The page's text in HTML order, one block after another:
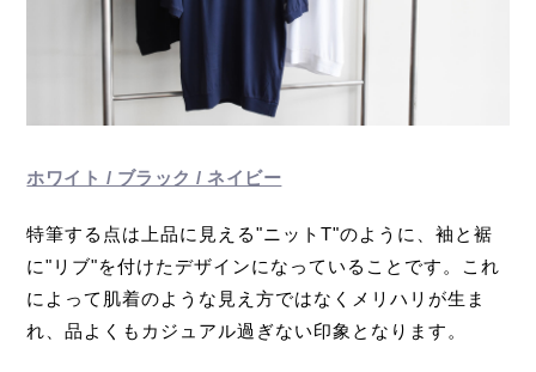
ホワイト / ブラック / ネイビー
特筆する点は上品に見える"ニットT"のように、袖と裾
に"リブ"を付けたデザインになっていることです。これ
によって肌着のような見え方ではなくメリハリが生ま
れ、品よくもカジュアル過ぎない印象となります。